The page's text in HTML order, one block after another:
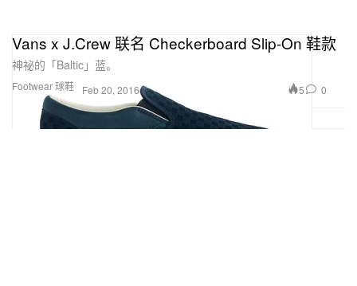
Footwear 球鞋
Vans x J.Crew 联名 Checkerboard Slip-On 鞋款
神祕的「Baltic」蓝。
Feb 20, 2016 5 0